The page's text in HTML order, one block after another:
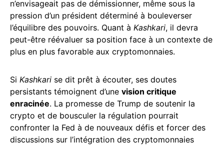
n’envisageait pas de démissionner, même sous la
pression d’un président déterminé à bouleverser
l’équilibre des pouvoirs. Quant à Kashkari, il devra
peut-être réévaluer sa position face à un contexte de
plus en plus favorable aux cryptomonnaies.
Si Kashkari se dit prêt à écouter, ses doutes
persistants témoignent d’une vision critique
enracinée. La promesse de Trump de soutenir la
crypto et de bousculer la régulation pourrait
confronter la Fed à de nouveaux défis et forcer des
discussions sur l’intégration des cryptomonnaies